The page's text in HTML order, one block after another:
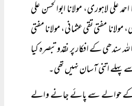
علی لاہوری، مولانا ابوالحسن علی
مولانا مفتی تقی عثمانی، مولانا مفتی
سندھی کے افکار پر نقدو تبصرہ کیا
اتنی آسان نہیں تھی۔
ان کے حوالے سے پائے جانے والے